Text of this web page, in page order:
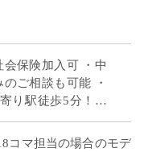
会保険加入可 ・中
ご相談も可能 ・
り駅徒歩5分！そ
ート […]
コマ担当の場合のモデ